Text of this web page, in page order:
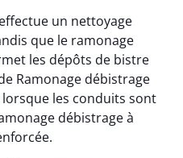
un nettoyage
que le ramonage
les dépôts de bistre
Ramonage débistrage
les conduits sont
débistrage à